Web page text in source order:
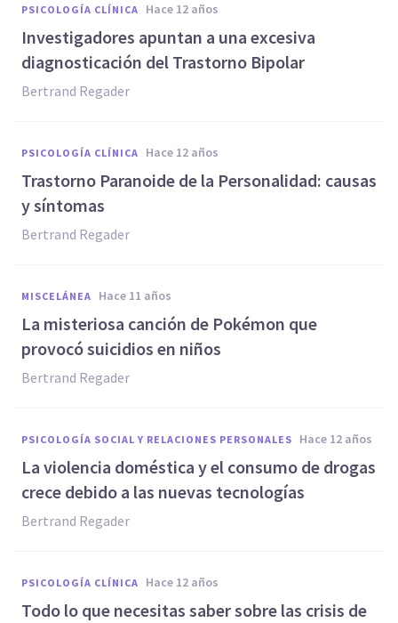
PSICOLOGÍA CLÍNICA hace 12 años
Investigadores apuntan a una excesiva
diagnosticación del Trastorno Bipolar
Bertrand Regader
PSICOLOGÍA CLÍNICA hace 12 años
Trastorno Paranoide de la Personalidad: causas
y síntomas
Bertrand Regader
MISCELÁNEA hace 11 años
La misteriosa canción de Pokémon que
provocó suicidios en niños
Bertrand Regader
PSICOLOGÍA SOCIAL Y RELACIONES PERSONALES hace 12 años
La violencia doméstica y el consumo de drogas
crece debido a las nuevas tecnologías
Bertrand Regader
PSICOLOGÍA CLÍNICA hace 12 años
Todo lo que necesitas saber sobre las crisis de